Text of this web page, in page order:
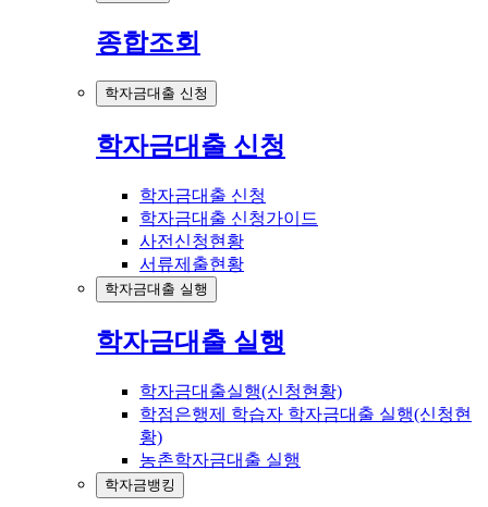
종합조회
학자금대출 신청
학자금대출 신청
학자금대출 신청
학자금대출 신청가이드
사전신청현황
서류제출현황
학자금대출 실행
학자금대출 실행
학자금대출실행(신청현황)
학점은행제 학습자 학자금대출 실행(신청현
황)
농촌학자금대출 실행
학자금뱅킹